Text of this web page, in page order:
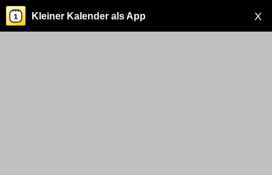
X
Kleiner Kalender als App